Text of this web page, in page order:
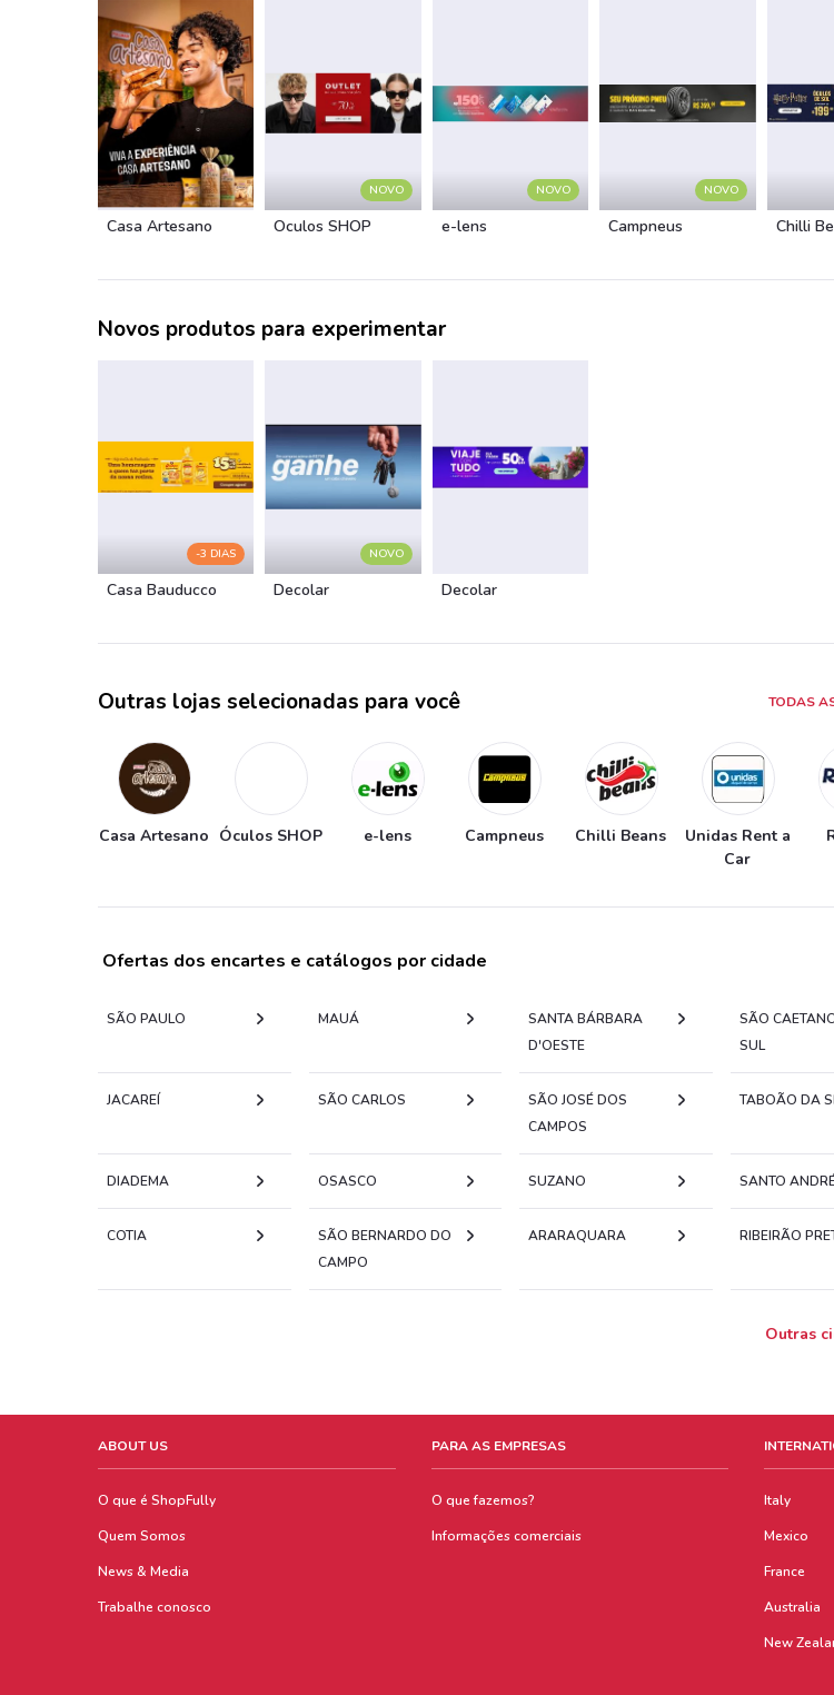
Casa Artesano
NOVO
Óculos SHOP
NOVO
e-lens
NOVO
Campneus Chilli
Novos produtos para experimentar
-3 DIAS
Casa Bauducco
NOVO
Decolar Decolar
Outras lojas selecionadas para você TODAS
Casa Artesano Óculos SHOP e-lens Campneus Chilli Beans
Unidas Rent a
Car
Ofertas dos encartes e catálogos por cidade
SÃO PAULO MAUÁ
SANTA BÁRBARA
D'OESTE
SÃO
SUL
JACAREÍ SÃO CARLOS
SÃO JOSÉ DOS
CAMPOS
TABOÃO DA
DIADEMA OSASCO SUZANO SANTO
COTIA
SÃO BERNARDO DO
CAMPO
ARARAQUARA RIBEIRÃO
Outras
ABOUT US
O que é ShopFully
Quem Somos
News & Media
Trabalhe conosco
PARA AS EMPRESAS
O que fazemos?
Informações comerciais
Italy
Mexico
France
Australia
New